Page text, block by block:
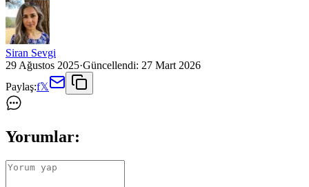
Siran Sevgi
29 Ağustos 2025·Güncellendi: 27 Mart 2026
Paylaş:f𝕏
Yorumlar: